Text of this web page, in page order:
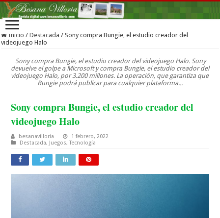
Inicio / Destacada / Sony compra Bungie, el estudio creador del
videojuego Halo
Sony compra Bungie, el estudio creador del videojuego Halo. Sony
devuelve el golpe a Microsoft y compra Bungie, el estudio creador del
videojuego Halo, por 3.200 millones. La operación, que garantiza que
Bungie podrá publicar para cualquier plataforma...
Sony compra Bungie, el estudio creador del
videojuego Halo
besanavilloria
1 febrero, 2022
Destacada, Juegos,Tecnología